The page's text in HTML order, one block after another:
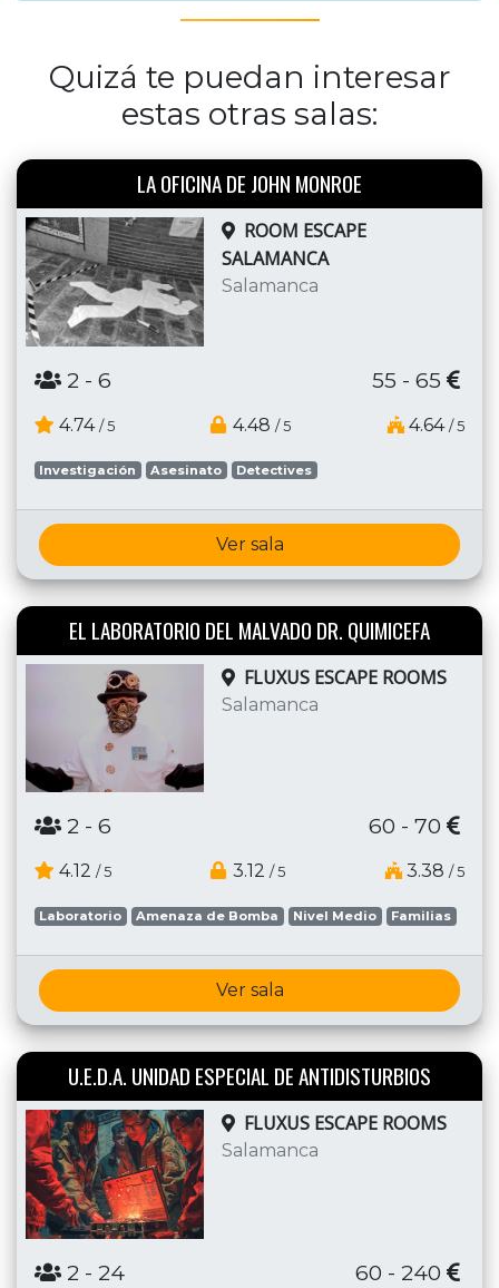
Quizá te puedan interesar
estas otras salas:
LA OFICINA DE JOHN MONROE
ROOM ESCAPE
SALAMANCA
Salamanca
2 - 6 55 - 65
4.74 / 5 4.48 / 5 4.64 / 5
Investigación Asesinato Detectives
Ver sala
EL LABORATORIO DEL MALVADO DR. QUIMICEFA
FLUXUS ESCAPE ROOMS
Salamanca
2 - 6 60 - 70
4.12 / 5 3.12 / 5 3.38 / 5
Laboratorio Amenaza de Bomba Nivel Medio Familias
Ver sala
U.E.D.A. UNIDAD ESPECIAL DE ANTIDISTURBIOS
FLUXUS ESCAPE ROOMS
Salamanca
2 - 24 60 - 240